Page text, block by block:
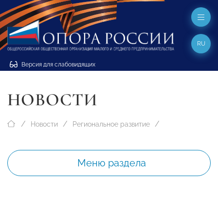
Версия для слабовидящих
RU
НОВОСТИ
Новости Региональное развитие
Меню раздела